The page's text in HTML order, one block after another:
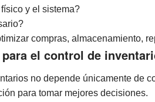
y el sistema?
compras, almacenamiento,
el control de
no depende únicamente de
para tomar mejores decisiones.